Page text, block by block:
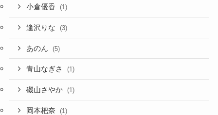
小倉優香 (1)
逢沢りな (3)
あのん (5)
青山なぎさ (1)
磯山さやか (1)
岡本杷奈 (1)